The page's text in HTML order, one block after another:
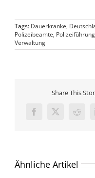
Tags: Dauerkranke,
Polizeibeamte, Polizeiführung
Verwaltung
Share This
Facebook
X
Ähnliche Artikel